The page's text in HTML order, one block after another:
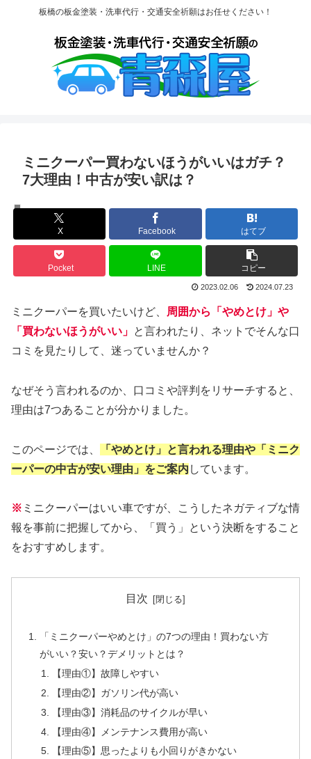
板橋の板金塗装・洗車代行・交通安全祈願はお任せください！
ミニクーパー買わないほうがいいはガチ？
7大理由！中古が安い訳は？
ミニクーパー
X Facebook はてブ
Pocket LINE コピー
2023.02.06 2024.07.23
ミニクーパーを買いたいけど、
周囲から「やめとけ」や
「買わないほうがいい」 と言われたり、ネットでそんな口
コミを見たりして、迷っていませんか？
なぜそう言われるのか、口コミや評判をリサーチすると、
理由は7つあることが分かりました。
このページでは、
「やめとけ」と言われる理由や「ミニク
ーパーの中古が安い理由」をご案内 しています。
※ ミニクーパーはいい車ですが、こうしたネガティブな情
報を事前に把握してから、「買う」という決断をすること
をおすすめします。
目次
「ミニクーパーやめとけ」の7つの理由！買わない方
がいい？安い？デメリットとは？
【理由①】故障しやすい
【理由②】ガソリン代が高い
【理由③】消耗品のサイクルが早い
【理由④】メンテナンス費用が高い
【理由⑤】思ったよりも小回りがきかない